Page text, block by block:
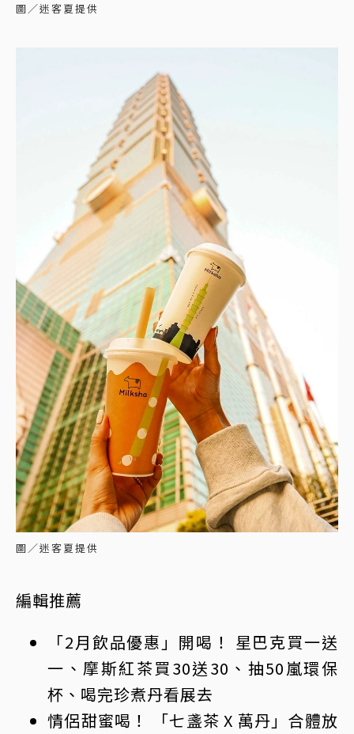
圖／迷客夏提供
圖／迷客夏提供
編輯推薦
「2月飲品優惠」開喝！ 星巴克買一送
一、摩斯紅茶買30送30、抽50嵐環保
杯、喝完珍煮丹看展去
情侶甜蜜喝！ 「七盞茶 X 萬丹」合體放